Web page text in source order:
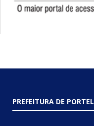
PREFEITURA DE PORTEL